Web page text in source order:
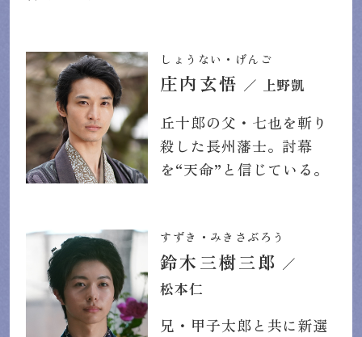
しょうない・げんご
庄内玄悟 ／ 上野凱
丘十郎の父・七也を斬り
殺した長州藩士。討幕
を“天命”と信じている。
すずき・みきさぶろう
鈴木三樹三郎 ／
松本仁
兄・甲子太郎と共に新選